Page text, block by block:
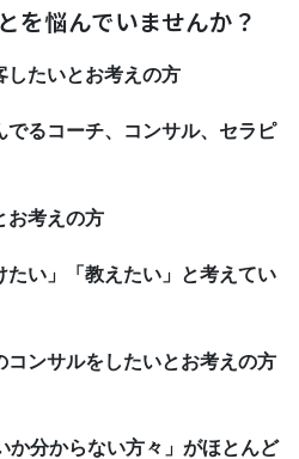
を悩んでいませんか？
したいとお考えの方
でるコーチ、コンサル、セラピ
お考えの方
たい」「教えたい」と考えてい
コンサルをしたいとお考えの方
か分からない方々」がほとんど